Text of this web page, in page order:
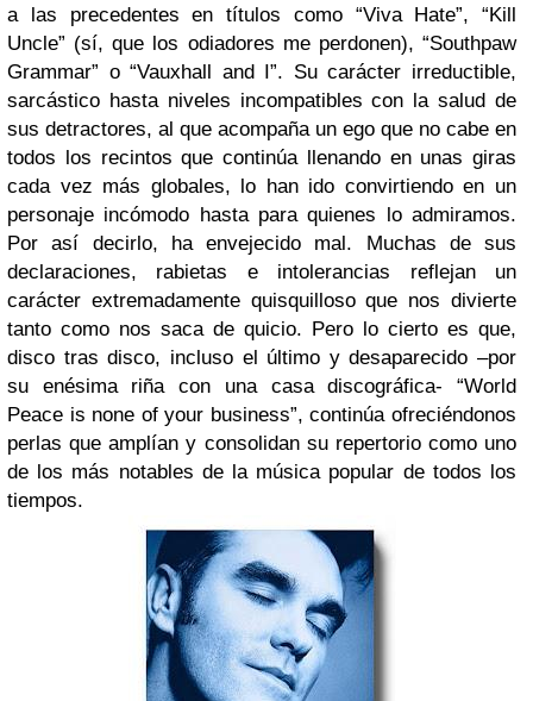
a las precedentes en títulos como “Viva Hate”, “Kill
Uncle” (sí, que los odiadores me perdonen), “Southpaw
Grammar” o “Vauxhall and I”. Su carácter irreductible,
sarcástico hasta niveles incompatibles con la salud de
sus detractores, al que acompaña un ego que no cabe en
todos los recintos que continúa llenando en unas giras
cada vez más globales, lo han ido convirtiendo en un
personaje incómodo hasta para quienes lo admiramos.
Por así decirlo, ha envejecido mal. Muchas de sus
declaraciones, rabietas e intolerancias reflejan un
carácter extremadamente quisquilloso que nos divierte
tanto como nos saca de quicio. Pero lo cierto es que,
disco tras disco, incluso el último y desaparecido –por
su enésima riña con una casa discográfica- “World
Peace is none of your business”, continúa ofreciéndonos
perlas que amplían y consolidan su repertorio como uno
de los más notables de la música popular de todos los
tiempos.